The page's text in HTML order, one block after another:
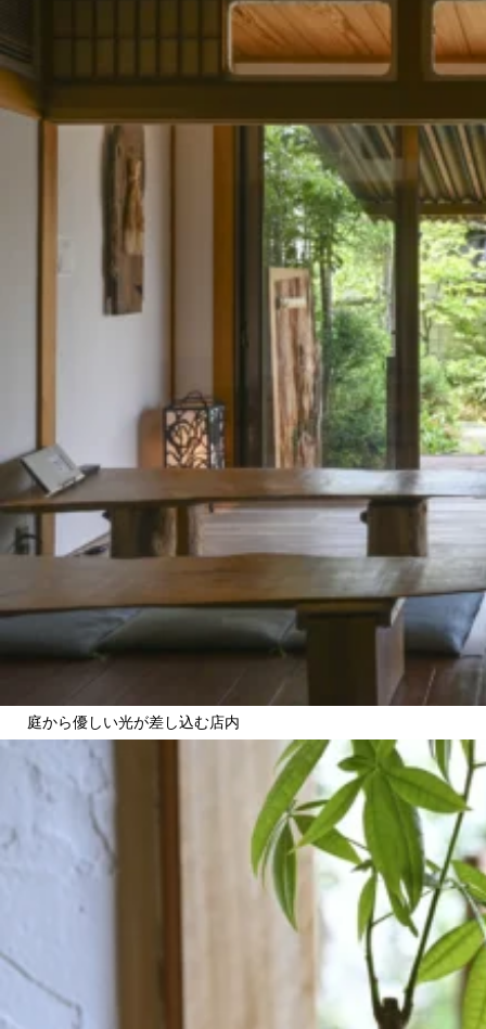
庭から優しい光が差し込む店内